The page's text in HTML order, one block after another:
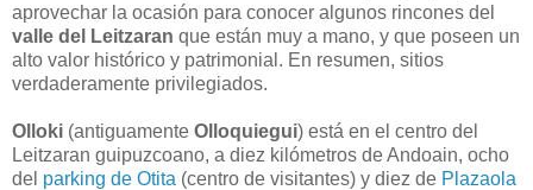
aprovechar la ocasión para conocer algunos rincones del
valle del Leitzaran que están muy a mano, y que poseen un
alto valor histórico y patrimonial. En resumen, sitios
verdaderamente privilegiados.
Olloki (antiguamente Olloquiegui) está en el centro del
Leitzaran guipuzcoano, a diez kilómetros de Andoain, ocho
del parking de Otita (centro de visitantes) y diez de Plazaola